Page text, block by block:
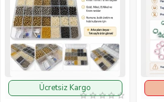
Atölyeler İçin 10 Metre Tip 10